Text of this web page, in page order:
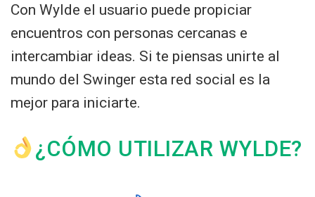
Con Wylde el usuario puede propiciar
encuentros con personas cercanas e
intercambiar ideas. Si te piensas unirte al
mundo del Swinger esta red social es la
mejor para iniciarte.
¿CÓMO UTILIZAR WYLDE?